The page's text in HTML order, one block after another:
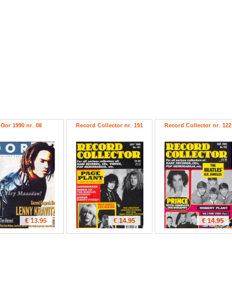
Oor 1990 nr. 08
€ 13.95
Record Collector nr. 191
€ 14.95
Record Collector nr. 122
€ 14.95